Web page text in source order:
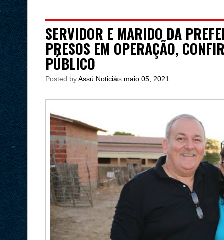
SERVIDOR E MARIDO DA
PRESOS EM OPERAÇÃO,
PÚBLICO
Posted byAssú Noticia
às maio 05, 2021